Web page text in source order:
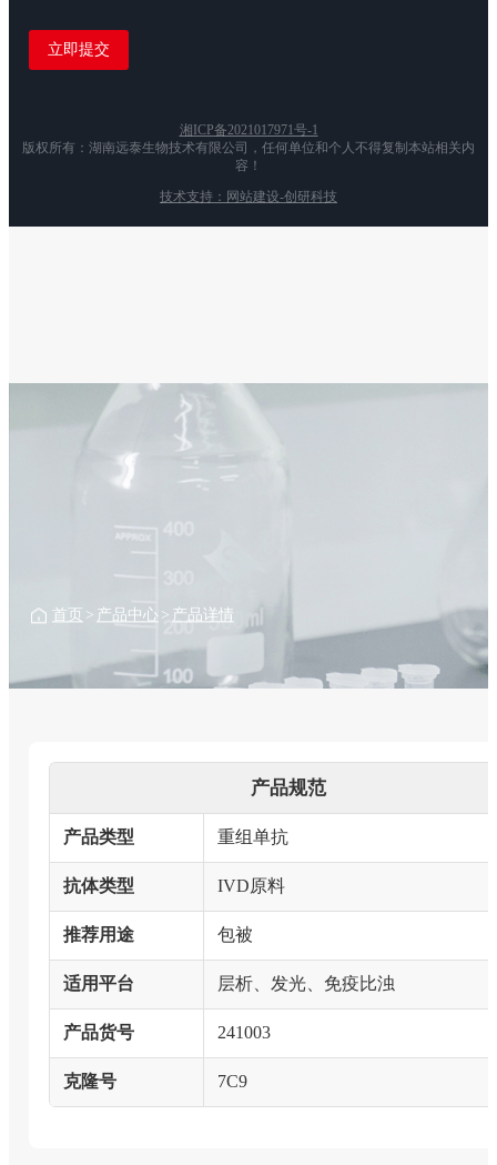
湘ICP备2021017971号-1
版权所有：湖南远泰生物技术有限公司，任何单位和个人不得复制本站相关内
容！
技术支持：网站建设-创研科技
首页 > 产品中心 > 产品详情
产品规范
产品类型 重组单抗
抗体类型 IVD原料
推荐用途 包被
适用平台 层析、发光、免疫比浊
产品货号 241003
克隆号 7C9